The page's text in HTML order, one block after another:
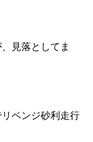
見落としてま
ベンジ砂利走行